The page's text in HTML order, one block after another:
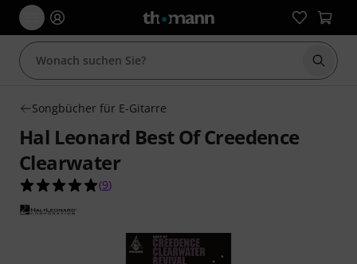
Suche
Songbücher für E-Gitarre
Hal Leonard Best Of Creedence
Clearwater
4.9 von 5 Sternen aus 9 Kundenbewertungen
(9)